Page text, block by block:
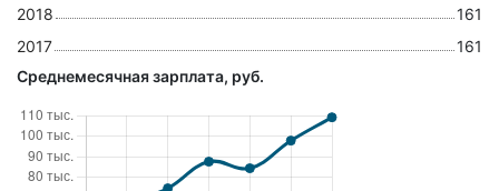
2018
161
2017
161
Среднемесячная зарплата, руб.